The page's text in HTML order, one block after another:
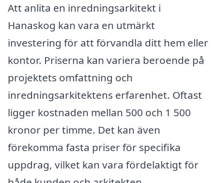
Att anlita en inredningsarkitekt i
Hanaskog kan vara en utmärkt
investering för att förvandla ditt hem eller
kontor. Priserna kan variera beroende på
projektets omfattning och
inredningsarkitektens erfarenhet. Oftast
ligger kostnaden mellan 500 och 1 500
kronor per timme. Det kan även
förekomma fasta priser för specifika
uppdrag, vilket kan vara fördelaktigt för